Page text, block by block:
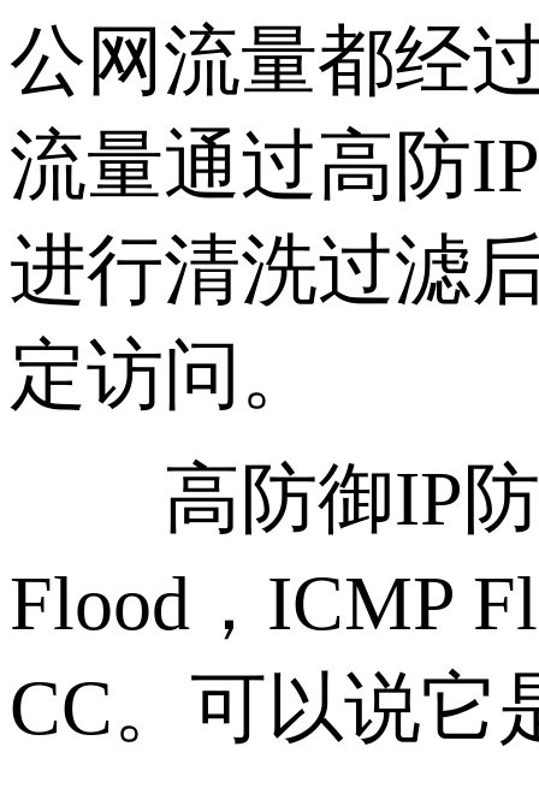
公网流量都经
流量通过高防
进行清洗过滤
定访问。
高防御IP防
Flood，ICMP
CC。可以说它